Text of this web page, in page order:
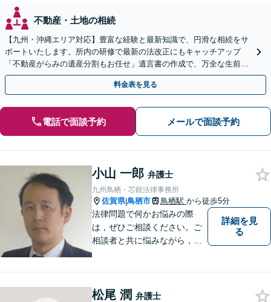
不動産・土地の相続
【九州・沖縄エリア対応】豊富な経験と最新知識で、円滑な相続をサ
ポートいたします。所内の研修で最新の法改正にもキャッチアップ
「不動産がらみの遺産分割もお任せ」遺言書の作成で、万全な生前対
策をおこないましょう【夜間・休日面談可】
料金表を見る
電話で面談予約 メールで面談予約
小山 一郎 弁護士
九州鳥栖・芯鋭法律事務所
佐賀県|鳥栖市 鳥栖駅 から徒歩5分
法律問題で何かお悩みの際
は，ぜひご相談ください。ご
相談者と共に悩みながら，い
詳細を見
る
松尾 潤 弁護士